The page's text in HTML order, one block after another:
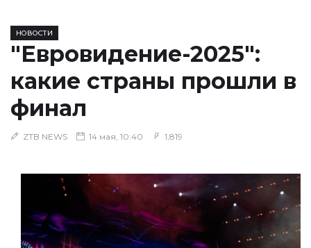
НОВОСТИ
"Евровидение-2025":
какие страны прошли в
финал
ZTB NEWS 14 мая, 10:40 1,819